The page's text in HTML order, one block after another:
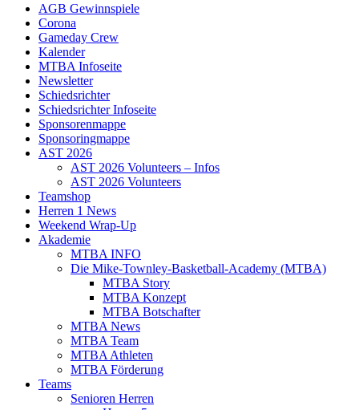
AGB Gewinnspiele
Corona
Gameday Crew
Kalender
MTBA Infoseite
Newsletter
Schiedsrichter
Schiedsrichter Infoseite
Sponsorenmappe
Sponsoringmappe
AST 2026
AST 2026 Volunteers – Infos
AST 2026 Volunteers
Teamshop
Herren 1 News
Weekend Wrap-Up
Akademie
MTBA INFO
Die Mike-Townley-Basketball-Academy (MTBA)
MTBA Story
MTBA Konzept
MTBA Botschafter
MTBA News
MTBA Team
MTBA Athleten
MTBA Förderung
Teams
Senioren Herren